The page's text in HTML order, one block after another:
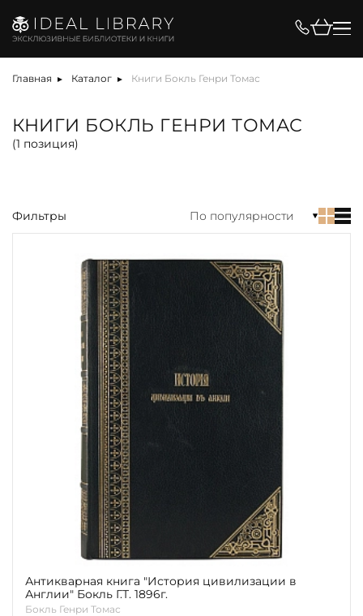
Главная Каталог Книги Бокль Генри Томас
КНИГИ БОКЛЬ ГЕНРИ ТОМАС
(1 позиция)
Цена, ₽
антикварная книга
арт-объект
библиотека
Показать еще
Тиснение
Фильтры По популярности
Антикварная книга "История цивилизации в
Англии" Бокль Г.Т. 1896г.
Бокль Генри Томас